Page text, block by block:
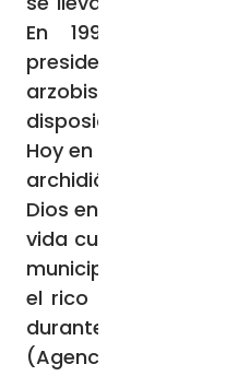
En 1996, tras
presidente Boris
arzobispo, el
disposición de los
Hoy en día, la
archidiócesis
Dios en Moscú,
vida cultural de la
municipal como
el rico programa
durante todo el año.
(Agencia Fides 4/11/